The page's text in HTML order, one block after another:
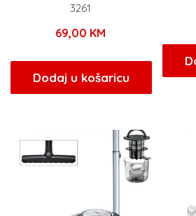
3261
69,00 KM
Dodaj u košaricu